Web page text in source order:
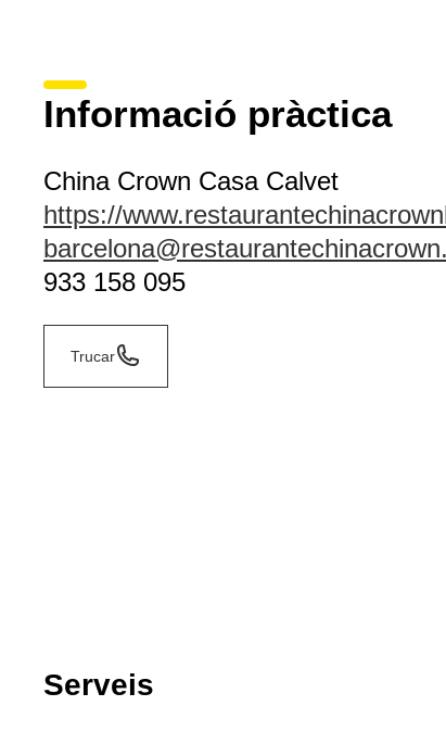
Informació pràctica
China Crown Casa Calvet
https://
933 158 095
Trucar
Serveis